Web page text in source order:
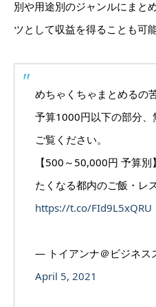
別や用途別のジャンルにまと
ツとして収益を得ることも可能
めちゃくちゃまとめるの
予算1000円以下の部分
ご覧ください。
【500～50,000円 予算
たくなる都内のご飯・レ
https://t.co/FId9L5xQRU
— トイアンナ＠ビジネス
April 5, 2021